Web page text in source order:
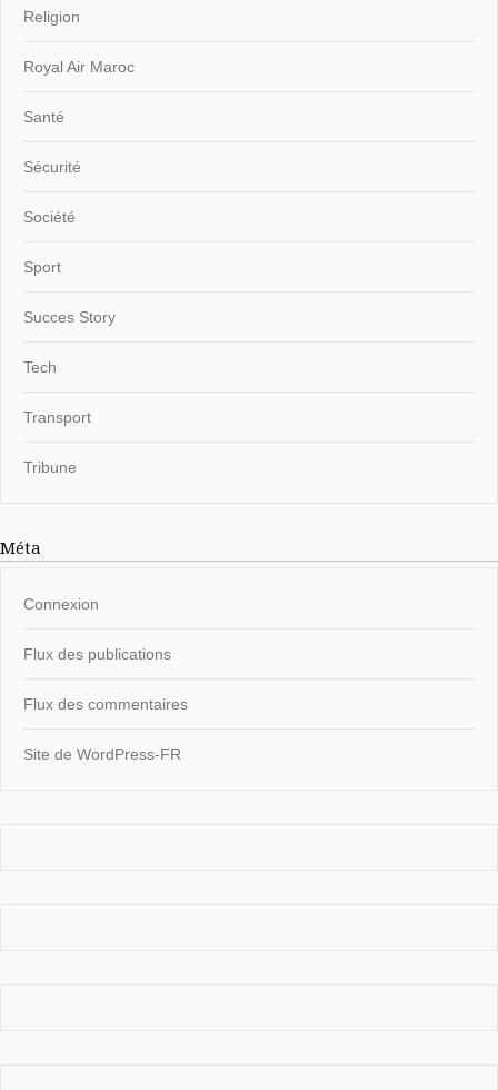
Religion
Royal Air Maroc
Santé
Sécurité
Société
Sport
Succes Story
Tech
Transport
Tribune
Méta
Connexion
Flux des publications
Flux des commentaires
Site de WordPress-FR